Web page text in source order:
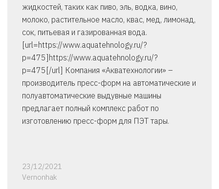
жидкостей, таких как пиво, эль, водка, вино,
молоко, растительное масло, квас, мед, лимонад,
сок, питьевая и газированная вода.
[url=https://www.aquatehnology.ru/?
p=475]https://www.aquatehnology.ru/?
p=475[/url] Компания «Акватехнологии» –
производитель пресс-форм на автоматические и
полуавтоматические выдувные машины
предлагает полный комплекс работ по
изготовлению пресс-форм для ПЭТ тары.
23/12/2021
Vernonhak